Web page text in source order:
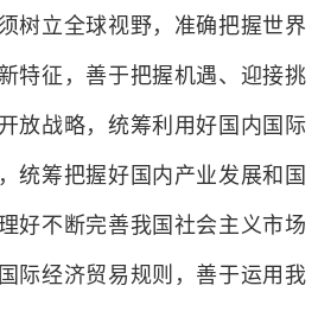
树立全球视野，准确把握世界
特征，善于把握机遇、迎接挑
放战略，统筹利用好国内国际
统筹把握好国内产业发展和国
好不断完善我国社会主义市场
际经济贸易规则，善于运用我